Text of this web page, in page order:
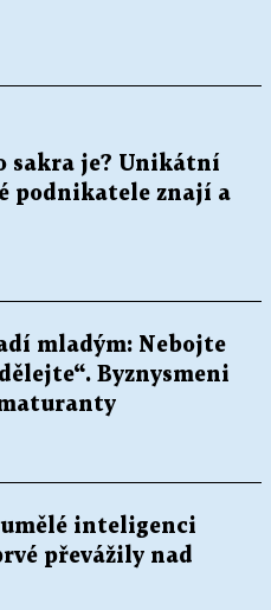
sakra je? Unikátní
podnikatele znají a
mladým: Nebojte
Byznysmeni
inteligenci
převážily nad